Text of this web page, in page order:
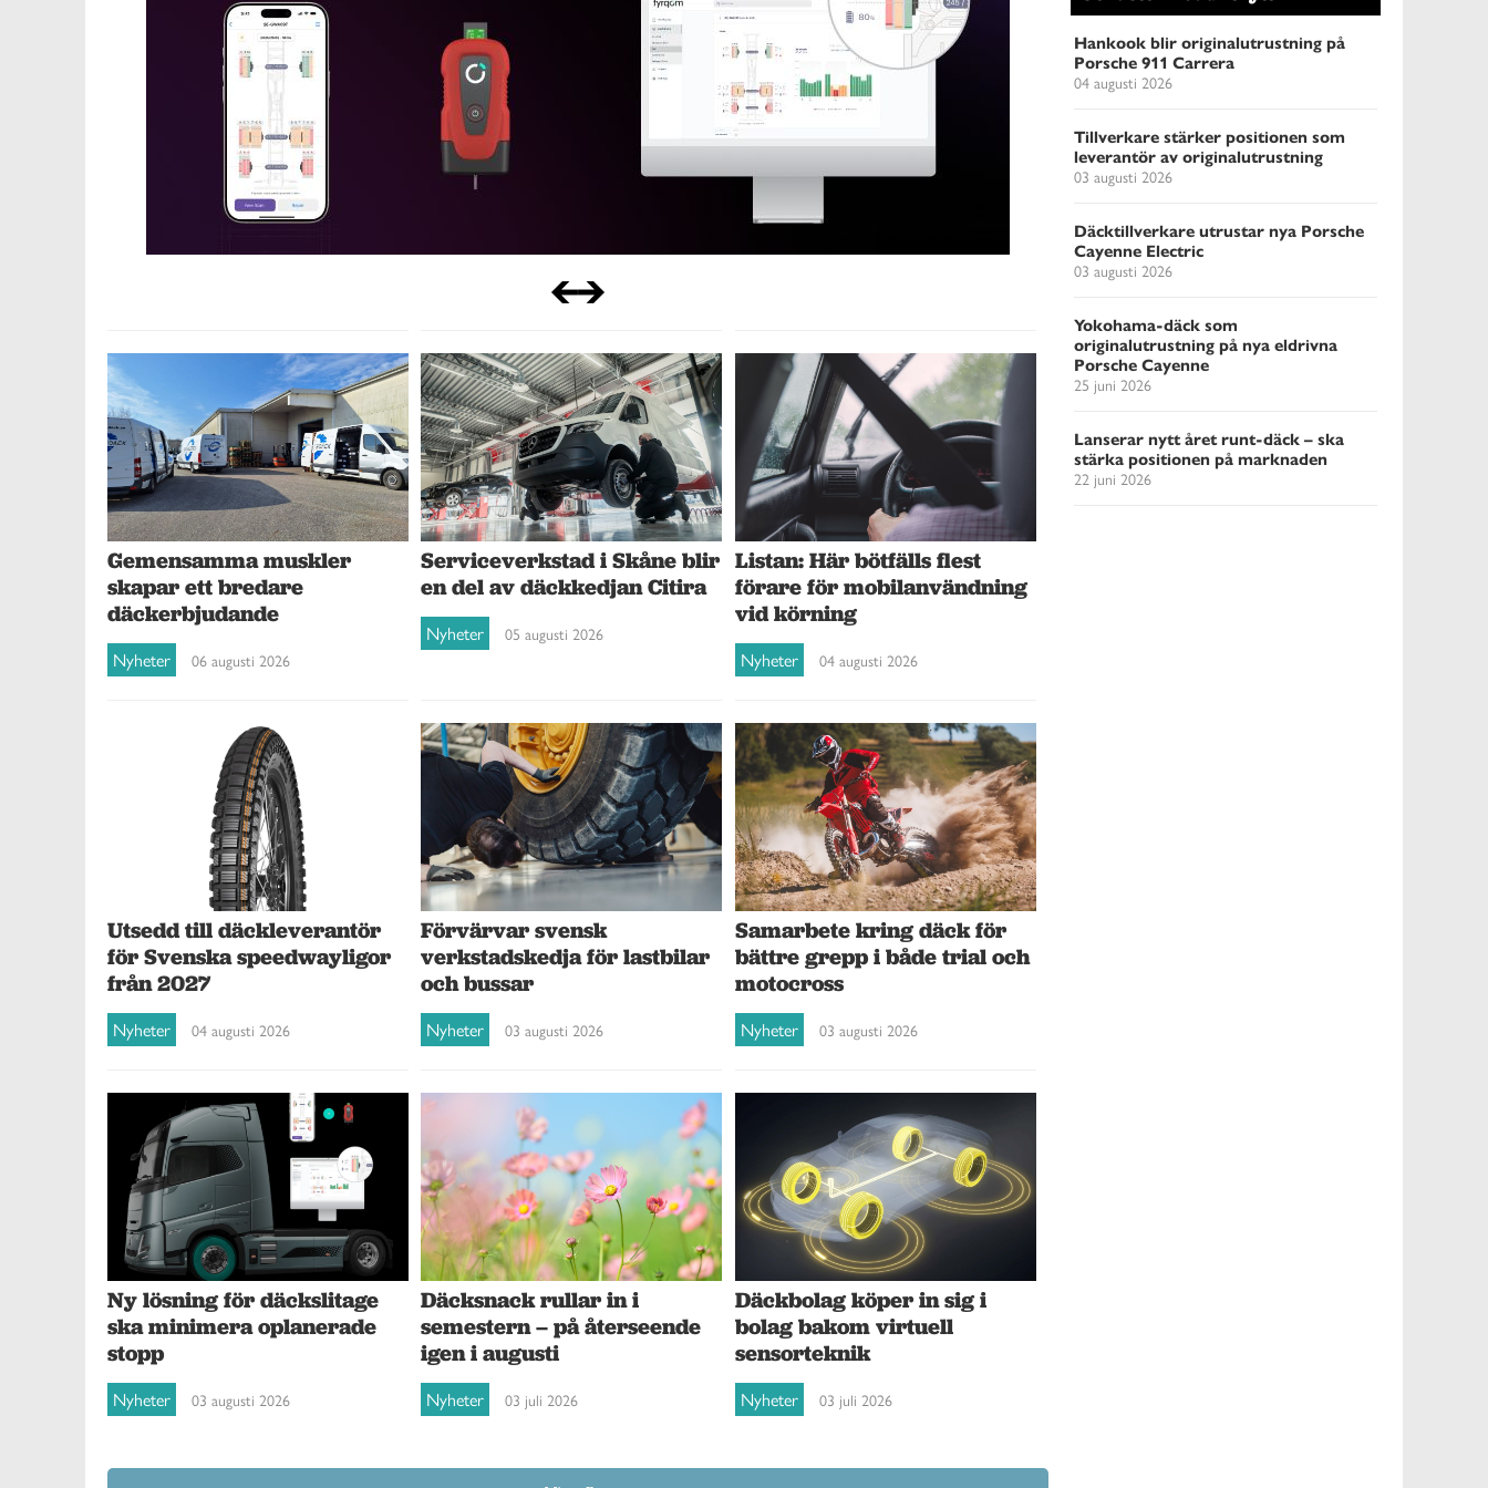
Gemensamma muskler
skapar ett bredare
däckerbjudande
Nyheter 06 augusti 2026
Serviceverkstad i Skåne blir
en del av däckkedjan Citira
Nyheter 05 augusti 2026
Listan: Här bötfälls flest
förare för mobilanvändning
vid körning
Nyheter 04 augusti 2026
Utsedd till däckleverantör
för Svenska speedwayligor
från 2027
Nyheter 04 augusti 2026
Förvärvar svensk
verkstadskedja för lastbilar
och bussar
Nyheter 03 augusti 2026
Samarbete kring däck för
bättre grepp i både trial och
motocross
Nyheter 03 augusti 2026
Ny lösning för däckslitage
ska minimera oplanerade
stopp
Nyheter 03 augusti 2026
Däcksnack rullar in i
semestern – på återseende
igen i augusti
Nyheter 03 juli 2026
Däckbolag köper in sig i
bolag bakom virtuell
sensorteknik
Nyheter 03 juli 2026
Hankook blir originalutrustning på
Porsche 911 Carrera
04 augusti 2026
Tillverkare stärker positionen som
leverantör av originalutrustning
03 augusti 2026
Däcktillverkare utrustar nya Porsche
Cayenne Electric
03 augusti 2026
Yokohama-däck som
originalutrustning på nya eldrivna
Porsche Cayenne
25 juni 2026
Lanserar nytt året runt-däck – ska
stärka positionen på marknaden
22 juni 2026